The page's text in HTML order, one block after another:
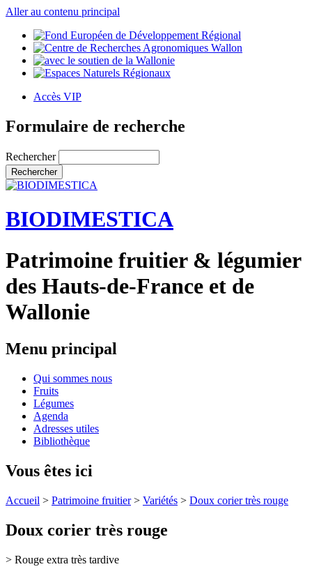
Aller au contenu principal
Accès VIP
Formulaire de recherche
Rechercher
BIODIMESTICA
Patrimoine fruitier & légumier
des Hauts-de-France et de
Wallonie
Menu principal
Qui sommes nous
Fruits
Légumes
Agenda
Adresses utiles
Bibliothèque
Vous êtes ici
Accueil > Patrimoine fruitier > Variétés > Doux corier très rouge
Doux corier très rouge
> Rouge extra très tardive